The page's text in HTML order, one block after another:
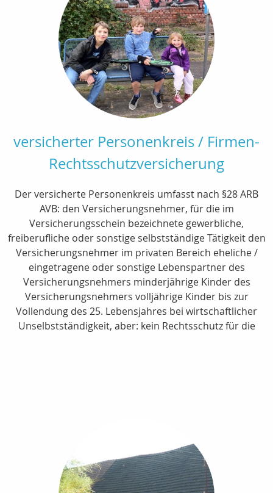
versicherter Personenkreis / Firmen-
Rechtsschutzversicherung
Der versicherte Personenkreis umfasst nach §28 ARB
AVB: den Versicherungsnehmer, für die im
Versicherungsschein bezeichnete gewerbliche,
freiberufliche oder sonstige selbstständige Tätigkeit den
Versicherungsnehmer im privaten Bereich eheliche /
eingetragene oder sonstige Lebenspartner des
Versicherungsnehmers minderjährige Kinder des
Versicherungsnehmers volljährige Kinder bis zur
Vollendung des 25. Lebensjahres bei wirtschaftlicher
Unselbstständigkeit, aber: kein Rechtsschutz für die